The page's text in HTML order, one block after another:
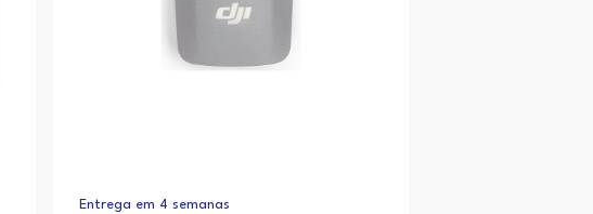
Entrega em 4 semanas